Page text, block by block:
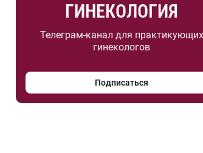
ГИНЕКОЛОГИЯ
Телеграм-канал для практикующих
гинекологов
Подписаться